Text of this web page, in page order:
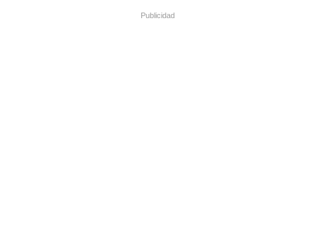
Publicidad